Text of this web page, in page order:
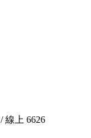
/ 線上 6626